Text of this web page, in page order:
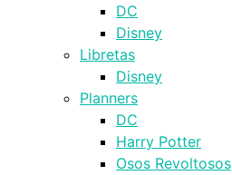
DC
Disney
Libretas
Disney
Planners
DC
Harry Potter
Osos Revoltosos